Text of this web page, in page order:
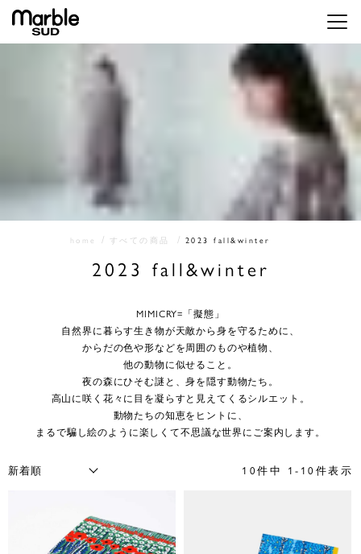
メニ
home すべての商品 2023 fall&winter
2023 fall&winter
MIMICRY=「擬態」
自然界に暮らす生き物が天敵から身を守るために、
からだの色や形などを周囲のものや植物、
他の動物に似せること。
夜の森にひそむ謎と、身を隠す動物たち。
高山に咲く花々に目を凝らすと見えてくるシルエット。
動物たちの知恵をヒントに、
まるで騙し絵のように楽しくて不思議な世界にご案内します。
10件中 1 - 10 件表示